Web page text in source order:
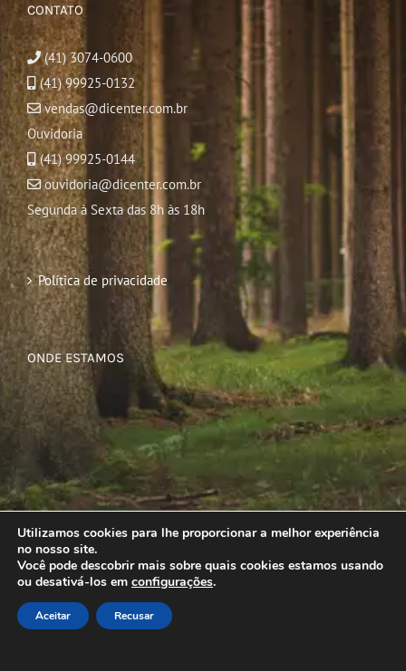
CONTATO
(41) 3074-0600
(41) 99925-0132
vendas@dicenter.com.br
Ouvidoria
(41) 99925-0144
ouvidoria@dicenter.com.br
Segunda à Sexta das 8h às 18h
Política de privacidade
ONDE ESTAMOS
Utilizamos cookies para lhe proporcionar a melhor experiência
no nosso site.
Você pode descobrir mais sobre quais cookies estamos usando
ou desativá-los em configurações.
Aceitar Recusar